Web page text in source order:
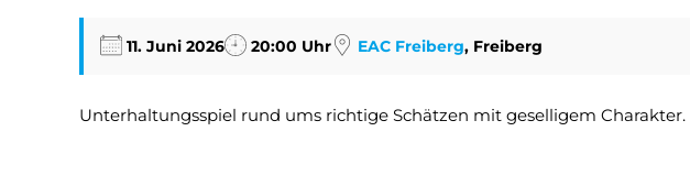
11. Juni 2026 20:00 Uhr EAC Freiberg, Freiberg
Unterhaltungsspiel rund ums richtige Schätzen mit geselligem Charakter.